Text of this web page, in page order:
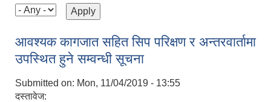
आवश्यक कागजात सहित सिप परिक्षण र अन्तरवार्तामा
उपस्थित हुने सम्वन्धी सूचना
Submitted on: Mon, 11/04/2019 - 13:55
दस्तावेज: